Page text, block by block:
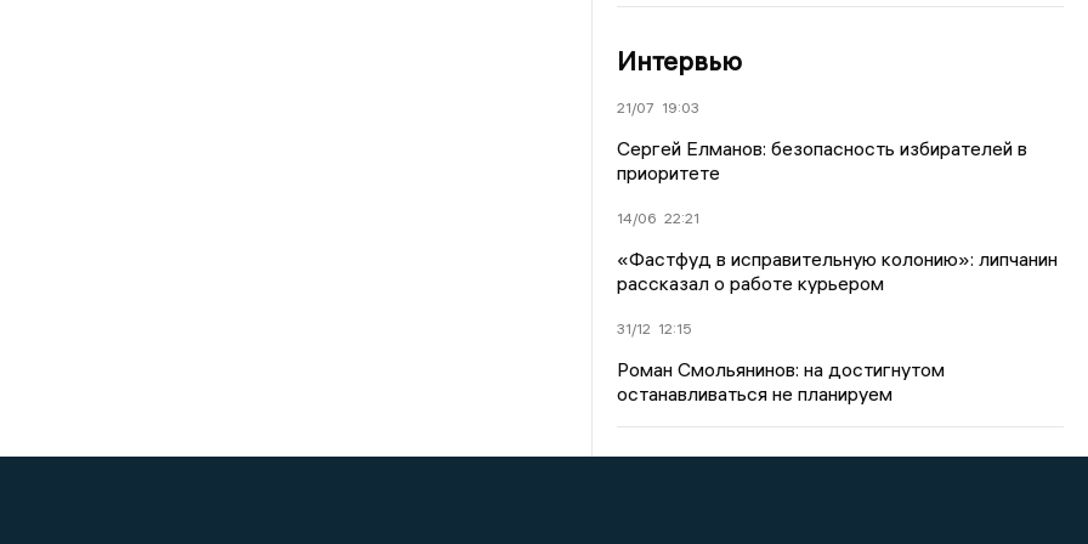
Интервью
21/07 19:03
Сергей Елманов: безопасность избирателей в
приоритете
14/06 22:21
«Фастфуд в исправительную колонию»: липчанин
рассказал о работе курьером
31/12 12:15
Роман Смольянинов: на достигнутом
останавливаться не планируем